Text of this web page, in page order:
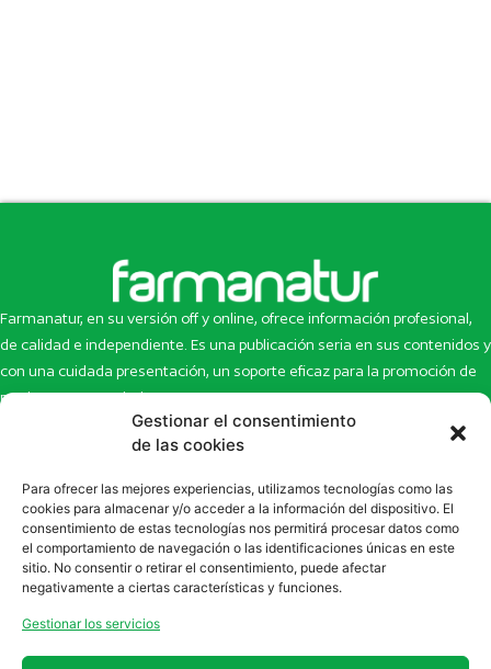
Gestionar el consentimiento
de las cookies
Para ofrecer las mejores experiencias, utilizamos tecnologías como las
cookies para almacenar y/o acceder a la información del dispositivo. El
consentimiento de estas tecnologías nos permitirá procesar datos como
el comportamiento de navegación o las identificaciones únicas en este
sitio. No consentir o retirar el consentimiento, puede afectar
negativamente a ciertas características y funciones.
Gestionar los servicios
Farmanatur, en su versión off y online, ofrece información profesional,
de calidad e independiente. Es una publicación seria en sus contenidos y
con una cuidada presentación, un soporte eficaz para la promoción de
productos y novedades.
Inicio
Newsletter
Eco Multimedia
Contacto
Artículos
Escaparate
Enlaces de interés
SUSCRÍBETE A NUESTRO NEWSLETTER
la sección deNewsletter